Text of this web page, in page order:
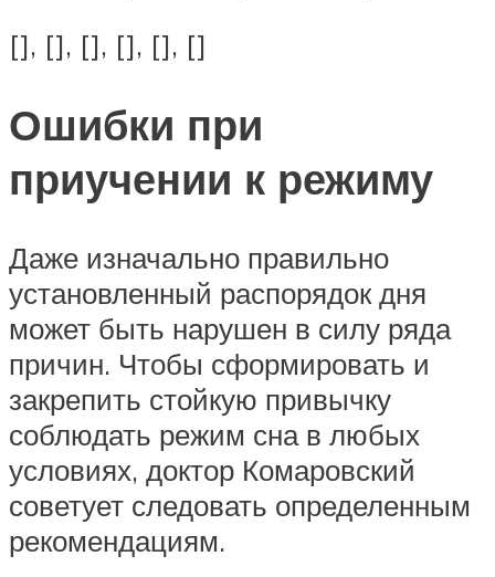
[], [], [], [], [], []
Ошибки при
приучении к режиму
Даже изначально правильно
установленный распорядок дня
может быть нарушен в силу ряда
причин. Чтобы сформировать и
закрепить стойкую привычку
соблюдать режим сна в любых
условиях, доктор Комаровский
советует следовать определенным
рекомендациям.